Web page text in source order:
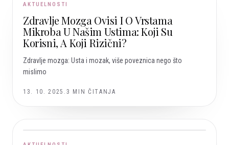
AKTUELNOSTI
Zdravlje Mozga Ovisi I O Vrstama
Mikroba U Našim Ustima: Koji Su
Korisni, A Koji Rizični?
Zdravlje mozga: Usta i mozak, više poveznica nego što
mislimo
13. 10. 2025. 3 MIN ČITANJA